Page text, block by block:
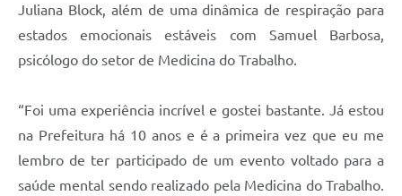
Juliana Block, além de uma dinâmica de respiração para
estados emocionais estáveis com Samuel Barbosa,
psicólogo do setor de Medicina do Trabalho.
“Foi uma experiência incrível e gostei bastante. Já estou
na Prefeitura há 10 anos e é a primeira vez que eu me
lembro de ter participado de um evento voltado para a
saúde mental sendo realizado pela Medicina do Trabalho.